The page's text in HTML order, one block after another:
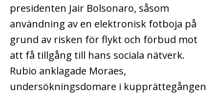
presidenten Jair Bolsonaro, såsom
användning av en elektronisk fotboja på
grund av risken för flykt och förbud mot
att få tillgång till hans sociala nätverk.
Rubio anklagade Moraes,
undersökningsdomare i kupprättegången